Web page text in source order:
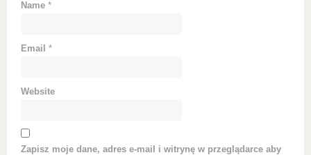
Name *
Email *
Website
Zapisz moje dane, adres e-mail i witrynę w przeglądarce aby